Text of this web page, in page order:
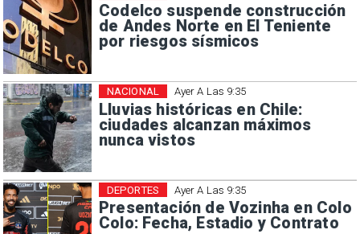
Codelco suspende construcción
de Andes Norte en El Teniente
por riesgos sísmicos
Ayer A Las 9:35
Lluvias históricas en Chile:
ciudades alcanzan máximos
nunca vistos
NACIONAL
Ayer A Las 9:35
Presentación de Vozinha en Colo
Colo: Fecha, Estadio y Contrato
DEPORTES